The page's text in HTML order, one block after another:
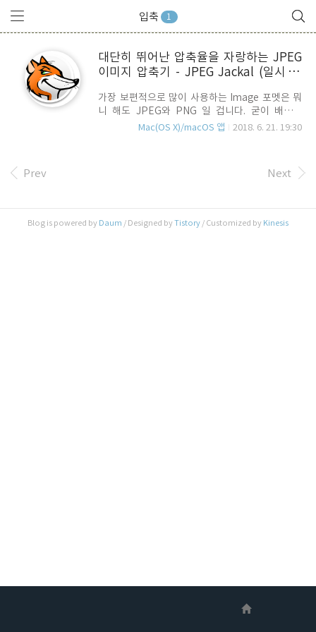
입축 1
대단히 뛰어난 압축율을 자랑하는 JPEG
이미지 압축기 - JPEG Jackal (일시 무
가장 보편적으로 많이 사용하는 Image 포멧은 뭐
니 해도 JPEG와 PNG 일 겁니다. 굳이 배경에
Transparent 요소가 없다면 PNG 보다 JPEG가
Blog등에 사진이나 이미지를 많이 올리는 분들에
게는 늘 품질과 Image의 용량 사이에서 살짝 고민
JPEG Jackal이 Mac App Store 일시 무료로 전환
배포 중입니다. Mac App Store : JPEG Jackal 링
Mac(OS X)/macOS 앱 2018. 6. 21. 19:30
Prev Next
Blog is powered by Daum / Designed byTistory / Customized by Kinesis